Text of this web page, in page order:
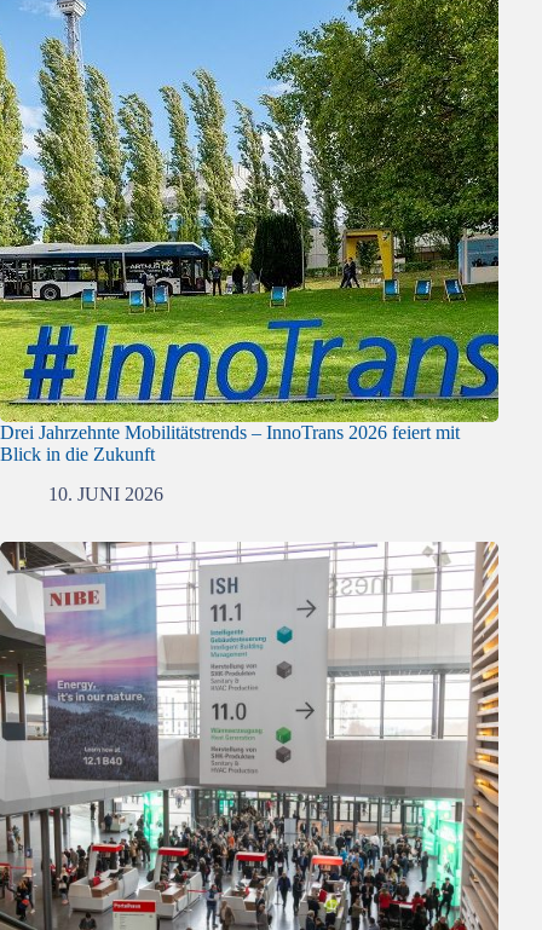
Drei Jahrzehnte Mobilitätstrends – InnoTrans 2026 feiert mit
Blick in die Zukunft
10. JUNI 2026